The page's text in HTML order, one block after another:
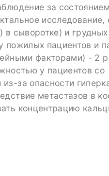
за состоянием
исследование,
в сыворотке) и
пожилых пациентов и
факторами) - 2
у пациентов со
за опасности
метастазов в
концентрацию